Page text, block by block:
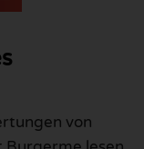
von